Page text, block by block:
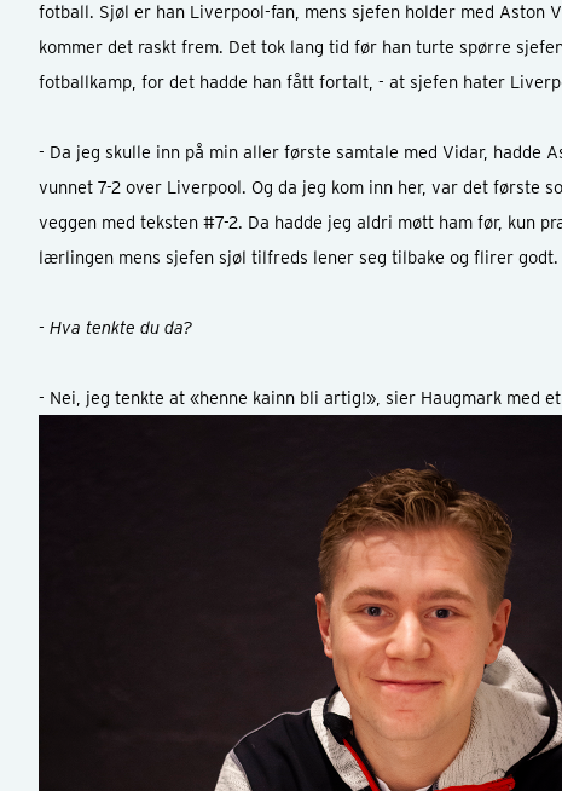
fotball. Sjøl er han Liverpool-fan, mens sjefen holder med Aston
kommer det raskt frem. Det tok lang tid før han turte spørre
fotballkamp, for det hadde han fått fortalt, - at sjefen hater
- Da jeg skulle inn på min aller første samtale med Vidar, hadde
vunnet 7-2 over Liverpool. Og da jeg kom inn her, var det første
veggen med teksten #7-2. Da hadde jeg aldri møtt ham før, kun
lærlingen mens sjefen sjøl tilfreds lener seg tilbake og flirer godt.
- Hva tenkte du da?
- Nei, jeg tenkte at «henne kainn bli artig!», sier Haugmark med